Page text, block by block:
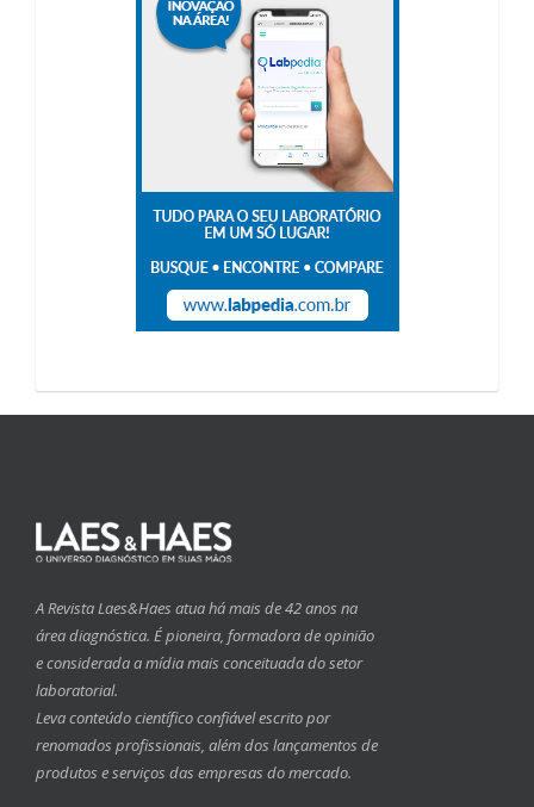
A Revista Laes&Haes atua há mais de 42 anos na
área diagnóstica. É pioneira, formadora de opinião
e considerada a mídia mais conceituada do setor
laboratorial.
Leva conteúdo científico confiável escrito por
renomados profissionais, além dos lançamentos de
produtos e serviços das empresas do mercado.